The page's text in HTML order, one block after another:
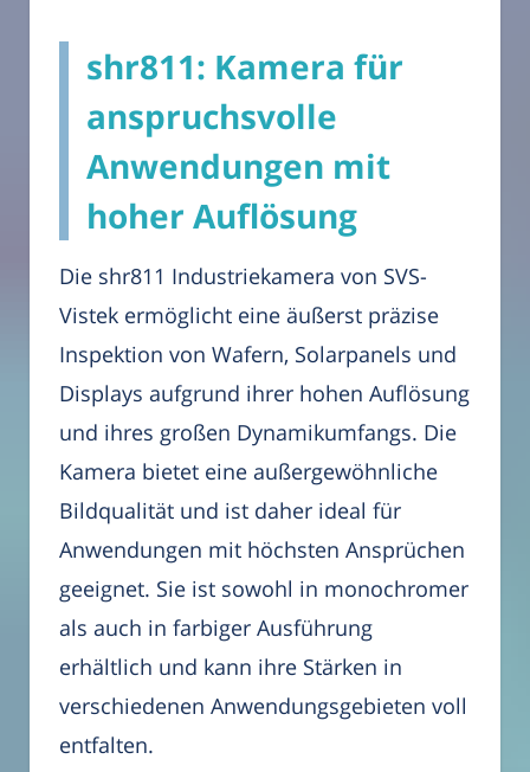
shr811: Kamera für
anspruchsvolle
Anwendungen mit
hoher Auflösung
Die shr811 Industriekamera von SVS-
Vistek ermöglicht eine äußerst präzise
Inspektion von Wafern, Solarpanels und
Displays aufgrund ihrer hohen Auflösung
und ihres großen Dynamikumfangs. Die
Kamera bietet eine außergewöhnliche
Bildqualität und ist daher ideal für
Anwendungen mit höchsten Ansprüchen
geeignet. Sie ist sowohl in monochromer
als auch in farbiger Ausführung
erhältlich und kann ihre Stärken in
verschiedenen Anwendungsgebieten voll
entfalten.